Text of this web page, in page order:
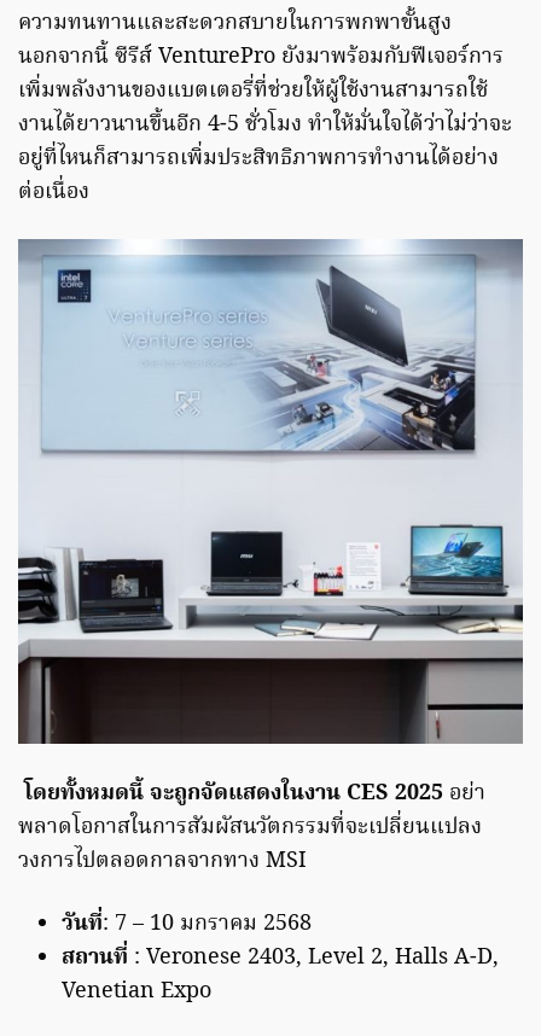
ความทนทานและสะดวกสบายในการพกพาขั้นสูง
นอกจากนี้ ซีรีส์ VenturePro ยังมาพร้อมกับฟีเจอร์การ
เพิ่มพลังงานของแบตเตอรี่ที่ช่วยให้ผู้ใช้งานสามารถใช้
งานได้ยาวนานขึ้นอีก 4-5 ชั่วโมง ทำให้มั่นใจได้ว่าไม่ว่าจะ
อยู่ที่ไหนก็สามารถเพิ่มประสิทธิภาพการทำงานได้อย่าง
ต่อเนื่อง
โดยทั้งหมดนี้ จะถูกจัดแสดงในงาน CES 2025 อย่า
พลาดโอกาสในการสัมผัสนวัตกรรมที่จะเปลี่ยนแปลง
วงการไปตลอดกาลจากทาง MSI
วันที่: 7 – 10 มกราคม 2568
สถานที่ : Veronese 2403, Level 2, Halls A-D,
Venetian Expo